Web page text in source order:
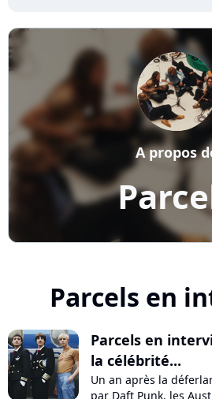
A propos
Parcels en
Parcels en
la célébrité...
Un an après la
par Daft Punk, les